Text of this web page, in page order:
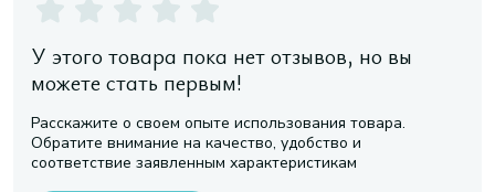
У этого товара пока нет отзывов, но вы
можете стать первым!
Расскажите о своем опыте использования товара.
Обратите внимание на качество, удобство и
соответствие заявленным характеристикам